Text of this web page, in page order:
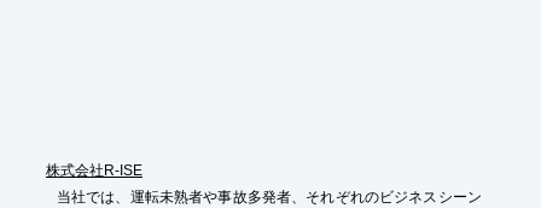
■研修のねらいに応じて、導入方法（学習内容や講師など）をア
レンジできる
株式会社R-ISE
当社では、運転未熟者や事故多発者、それぞれのビジネスシーン